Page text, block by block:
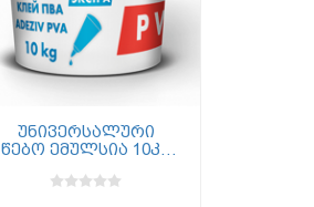
უნივერსალური
წებო ემულსია 10კგ